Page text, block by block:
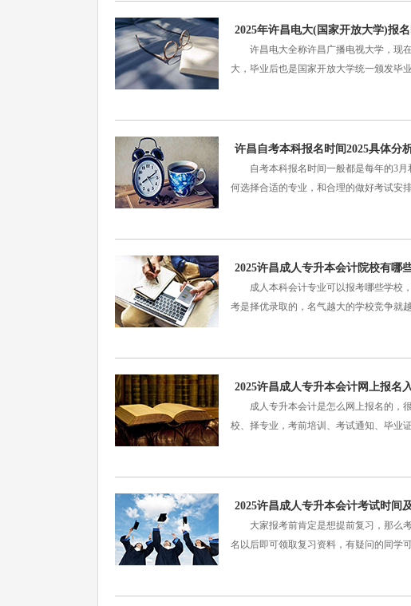
2025年许昌电大(国家开放大学)报
许昌电大全称许昌广播电视大学，现在
大，毕业后也是国家开放大学统一颁发毕
许昌自考本科报名时间2025具体分
自考本科报名时间一般都是每年的3月
何选择合适的专业，和合理的做好考试安
2025许昌成人专升本会计院校有哪
成人本科会计专业可以报考哪些学校，
考是择优录取的，名气越大的学校竞争就
2025许昌成人专升本会计网上报名
成人专升本会计是怎么网上报名的，很
校、择专业，考前培训、考试通知、毕业
2025许昌成人专升本会计考试时间
大家报考前肯定是想提前复习，那么考
名以后即可领取复习资料，有疑问的同学